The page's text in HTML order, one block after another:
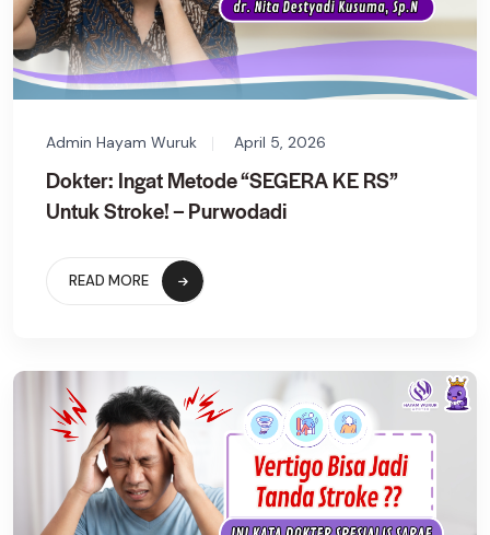
Admin Hayam Wuruk April 5, 2026
Dokter: Ingat Metode “SEGERA KE RS”
Untuk Stroke! – Purwodadi
READ MORE